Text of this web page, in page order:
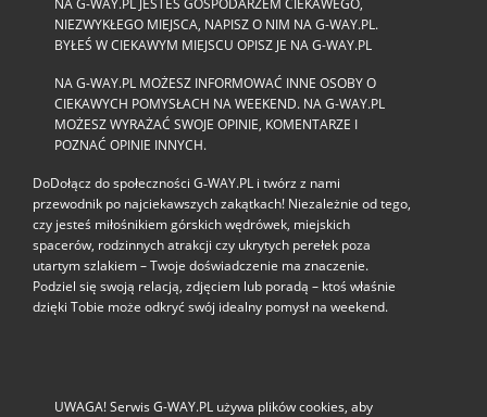
NA G-WAY.PL JESTEŚ GOSPODARZEM CIEKAWEGO,
NIEZWYKŁEGO MIEJSCA, NAPISZ O NIM NA G-WAY.PL.
BYŁEŚ W CIEKAWYM MIEJSCU OPISZ JE NA G-WAY.PL
NA G-WAY.PL MOŻESZ INFORMOWAĆ INNE OSOBY O
CIEKAWYCH POMYSŁACH NA WEEKEND. NA G-WAY.PL
MOŻESZ WYRAŻAĆ SWOJE OPINIE, KOMENTARZE I
POZNAĆ OPINIE INNYCH.
DoDołącz do społeczności G‑WAY.PL i twórz z nami
przewodnik po najciekawszych zakątkach! Niezależnie od tego,
czy jesteś miłośnikiem górskich wędrówek, miejskich
spacerów, rodzinnych atrakcji czy ukrytych perełek poza
utartym szlakiem – Twoje doświadczenie ma znaczenie.
Podziel się swoją relacją, zdjęciem lub poradą – ktoś właśnie
dzięki Tobie może odkryć swój idealny pomysł na weekend.
UWAGA! Serwis G-WAY.PL używa plików cookies, aby